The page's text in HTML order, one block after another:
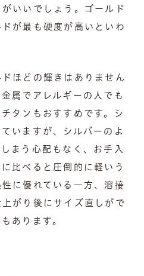
いいでしょう。ゴールド
が最も硬度が高いといわ
ほどの輝きはありません
属でアレルギーの人でも
タンもおすすめです。シ
いますが、シルバーのよ
まう心配もなく、お手入
比べると圧倒的に軽いう
に優れている一方、溶接
がり後にサイズ直しがで
あります。